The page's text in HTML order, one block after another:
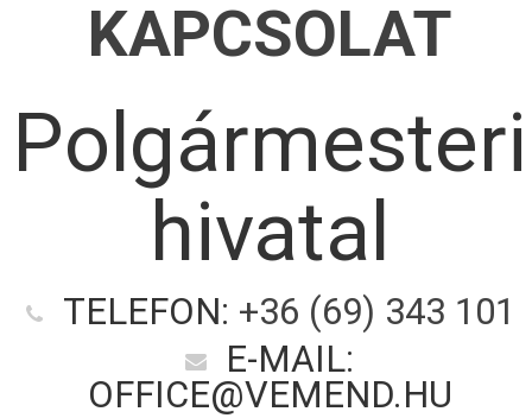
KAPCSOLAT
Polgármesteri
hivatal
TELEFON: +36 (69) 343 101
E-MAIL:
OFFICE@VEMEND.HU